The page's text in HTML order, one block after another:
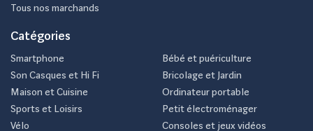
Tous nos marchands
Catégories
Smartphone
Son Casques et Hi Fi
Maison et Cuisine
Sports et Loisirs
Vélo
Bébé et puériculture
Bricolage et Jardin
Ordinateur portable
Petit électroménager
Consoles et jeux vidéos